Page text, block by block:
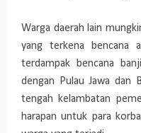
Warga daerah lain
yang terkena bencana
terdampak bencana
dengan Pulau Jawa dan
tengah kelambatan
harapan untuk para